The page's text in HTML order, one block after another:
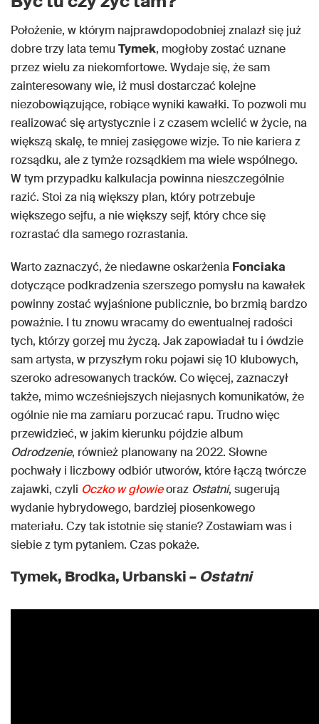
Położenie, w którym najprawdopodobniej znalazł się już
dobre trzy lata temu Tymek, mogłoby zostać uznane
przez wielu za niekomfortowe. Wydaje się, że sam
zainteresowany wie, iż musi dostarczać kolejne
niezobowiązujące, robiące wyniki kawałki. To pozwoli mu
realizować się artystycznie i z czasem wcielić w życie, na
większą skalę, te mniej zasięgowe wizje. To nie kariera z
rozsądku, ale z tymże rozsądkiem ma wiele wspólnego.
W tym przypadku kalkulacja powinna nieszczególnie
razić. Stoi za nią większy plan, który potrzebuje
większego sejfu, a nie większy sejf, który chce się
rozrastać dla samego rozrastania.
Warto zaznaczyć, że niedawne oskarżenia Fonciaka
dotyczące podkradzenia szerszego pomysłu na kawałek
powinny zostać wyjaśnione publicznie, bo brzmią bardzo
poważnie. I tu znowu wracamy do ewentualnej radości
tych, którzy gorzej mu życzą. Jak zapowiadał tu i ówdzie
sam artysta, w przyszłym roku pojawi się 10 klubowych,
szeroko adresowanych tracków. Co więcej, zaznaczył
także, mimo wcześniejszych niejasnych komunikatów, że
ogólnie nie ma zamiaru porzucać rapu. Trudno więc
przewidzieć, w jakim kierunku pójdzie album
Odrodzenie, również planowany na 2022. Słowne
pochwały i liczbowy odbiór utworów, które łączą twórcze
zajawki, czyli Oczko w głowieoraz Ostatni, sugerują
wydanie hybrydowego, bardziej piosenkowego
materiału. Czy tak istotnie się stanie? Zostawiam was i
siebie z tym pytaniem. Czas pokaże.
Tymek, Brodka, Urbanski – Ostatni